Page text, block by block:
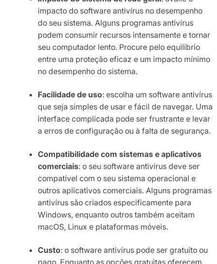
impacto do software antivírus no desempenho
do seu sistema. Alguns programas antivírus
podem consumir recursos intensamente e tornar
seu computador lento. Procure pelo equilíbrio
entre uma proteção eficaz e um impacto mínimo
no desempenho do sistema.
Facilidade de uso: escolha um software antivírus
que seja simples de usar e fácil de navegar. Uma
interface complicada pode ser frustrante e levar
a erros de configuração ou à falta de segurança.
Compatibilidade com sistemas e aplicativos
comerciais: o seu software antivírus deve ser
compatível com o seu sistema operacional e
outros aplicativos comerciais. Alguns programas
antivírus são criados especificamente para
Windows, enquanto outros também aceitam
macOS, Linux e plataformas móveis.
Custo: o software antivírus pode ser gratuito ou
pago. Enquanto as opções gratuitas oferecem